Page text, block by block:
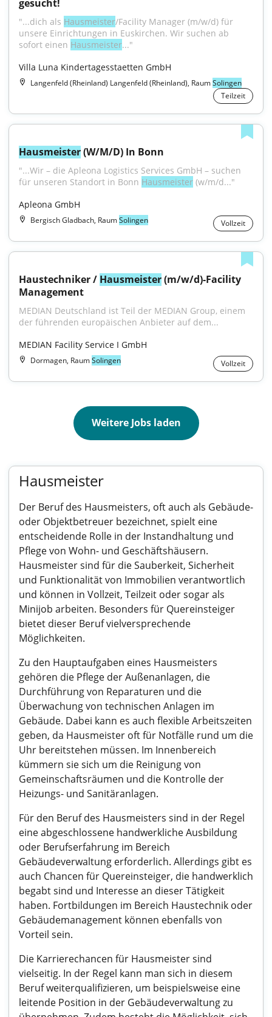
gesucht!
"...dich als Hausmeister/Facility Manager (m/w/d) für
unsere Einrichtungen in Euskirchen. Wir suchen ab
sofort einen Hausmeister..."
Villa Luna Kindertagesstaetten GmbH
Langenfeld (Rheinland) Langenfeld (Rheinland), RaumSolingen
Teilzeit
Hausmeister (W/M/D) In Bonn
"...Wir – die Apleona Logistics Services GmbH – suchen
für unseren Standort in Bonn Hausmeister (w/m/d..."
Apleona GmbH
Bergisch Gladbach, RaumSolingen Vollzeit
Haustechniker / Hausmeister (m/w/d)-Facility
Management
MEDIAN Deutschland ist Teil der MEDIAN Group, einem
der führenden europäischen Anbieter auf dem...
MEDIAN Facility Service I GmbH
Dormagen, RaumSolingen Vollzeit
Weitere Jobs laden
Hausmeister
Der Beruf des Hausmeisters, oft auch als Gebäude-
oder Objektbetreuer bezeichnet, spielt eine
entscheidende Rolle in der Instandhaltung und
Pflege von Wohn- und Geschäftshäusern.
Hausmeister sind für die Sauberkeit, Sicherheit
und Funktionalität von Immobilien verantwortlich
und können in Vollzeit, Teilzeit oder sogar als
Minijob arbeiten. Besonders für Quereinsteiger
bietet dieser Beruf vielversprechende
Möglichkeiten.
Zu den Hauptaufgaben eines Hausmeisters
gehören die Pflege der Außenanlagen, die
Durchführung von Reparaturen und die
Überwachung von technischen Anlagen im
Gebäude. Dabei kann es auch flexible Arbeitszeiten
geben, da Hausmeister oft für Notfälle rund um die
Uhr bereitstehen müssen. Im Innenbereich
kümmern sie sich um die Reinigung von
Gemeinschaftsräumen und die Kontrolle der
Heizungs- und Sanitäranlagen.
Für den Beruf des Hausmeisters sind in der Regel
eine abgeschlossene handwerkliche Ausbildung
oder Berufserfahrung im Bereich
Gebäudeverwaltung erforderlich. Allerdings gibt es
auch Chancen für Quereinsteiger, die handwerklich
begabt sind und Interesse an dieser Tätigkeit
haben. Fortbildungen im Bereich Haustechnik oder
Gebäudemanagement können ebenfalls von
Vorteil sein.
Die Karrierechancen für Hausmeister sind
vielseitig. In der Regel kann man sich in diesem
Beruf weiterqualifizieren, um beispielsweise eine
leitende Position in der Gebäudeverwaltung zu